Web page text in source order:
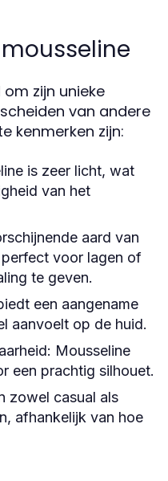
zijn unieke
van andere
kenmerken zijn:
is zeer licht, wat
van het
aard van
voor lagen of
te geven.
een aangename
aanvoelt op de huid.
Mousseline
een prachtig silhouet.
zowel casual als
afhankelijk van hoe